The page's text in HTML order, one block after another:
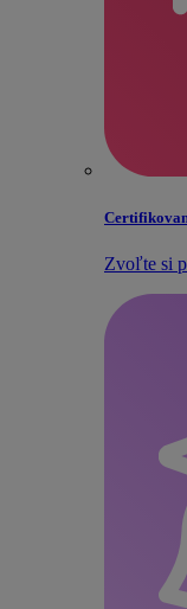
Zvoľte si